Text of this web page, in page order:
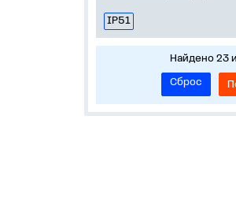
IP51
Найдено 23
Сброс